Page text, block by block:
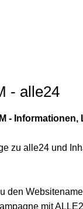
- alle24
-
zu alle24 und
den
mit